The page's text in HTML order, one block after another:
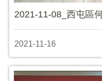
2021-11-08_西屯區
2021-11-16